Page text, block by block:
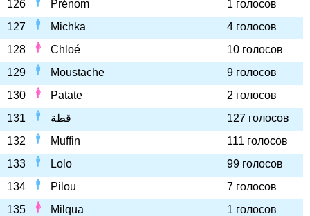
126
Prénom
1 голосов
127
Michka
4 голосов
128
Chloé
10 голосов
129
Moustache
9 голосов
130
Patate
2 голосов
131
قطة
127 голосов
132
Muffin
111 голосов
133
Lolo
99 голосов
134
Pilou
7 голосов
135
Milqua
1 голосов